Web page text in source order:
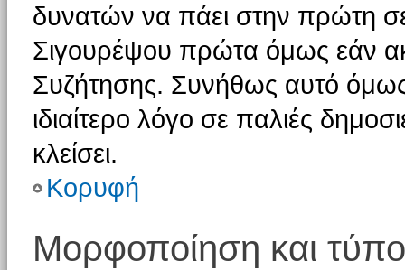
δυνατών να πάει στην πρώτη
Σιγουρέψου πρώτα όμως εάν
Συζήτησης. Συνήθως αυτό όμως
ιδιαίτερο λόγο σε παλιές
κλείσει.
Κορυφή
Μορφοποίηση και